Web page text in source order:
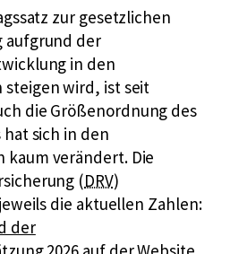
zur gesetzlichen
aufgrund der
in den
wird, ist seit
die Größenordnung des
sich in den
kaum verändert. Die
(DRVk
u
z
)
die aktuellen Zahlen:
der